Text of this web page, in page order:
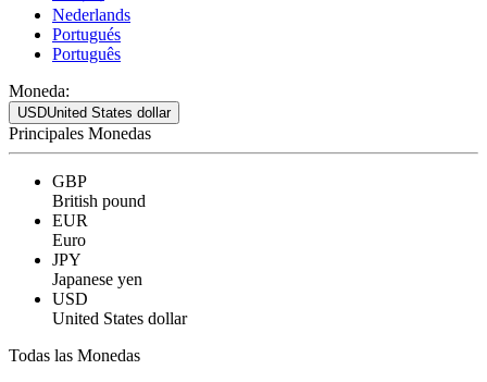
Nederlands
Portugués
Português
Moneda:
USDUnited States dollar
Principales Monedas
GBP
British pound
EUR
Euro
JPY
Japanese yen
USD
United States dollar
Todas las Monedas